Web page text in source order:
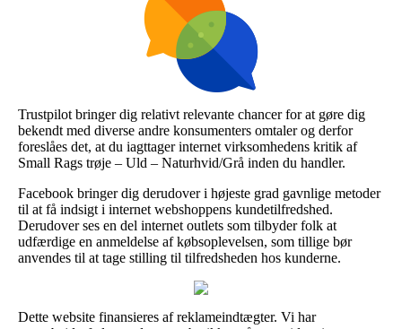
Trustpilot bringer dig relativt relevante chancer for at gøre dig
bekendt med diverse andre konsumenters omtaler og derfor
foreslåes det, at du iagttager internet virksomhedens kritik af
Small Rags trøje – Uld – Naturhvid/Grå inden du handler.
Facebook bringer dig derudover i højeste grad gavnlige metoder
til at få indsigt i internet webshoppens kundetilfredshed.
Derudover ses en del internet outlets som tilbyder folk at
udfærdige en anmeldelse af købsoplevelsen, som tillige bør
anvendes til at tage stilling til tilfredsheden hos kunderne.
Dette website finansieres af reklameindtægter. Vi har